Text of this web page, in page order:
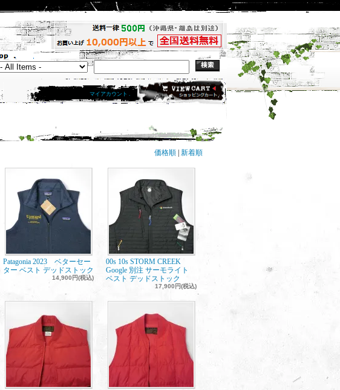
マイアカウント .
価格順 新着順
Patagonia 2023 ベターセー
ター ベスト デッドストック
14,900円(税込)
00s 10s STORM CREEK
Google 別注 サーモライト
ベスト デッドストック
17,900円(税込)